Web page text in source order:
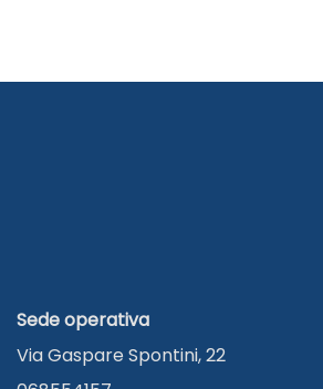
Sede operativa
Via Gaspare Spontini, 22